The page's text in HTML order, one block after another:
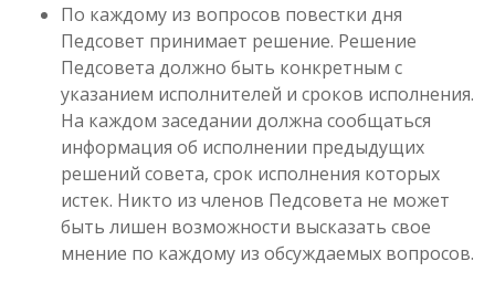
По каждому из вопросов повестки дня
Педсовет принимает решение. Решение
Педсовета должно быть конкретным с
указанием исполнителей и сроков исполнения.
На каждом заседании должна сообщаться
информация об исполнении предыдущих
решений совета, срок исполнения которых
истек. Никто из членов Педсовета не может
быть лишен возможности высказать свое
мнение по каждому из обсуждаемых вопросов.